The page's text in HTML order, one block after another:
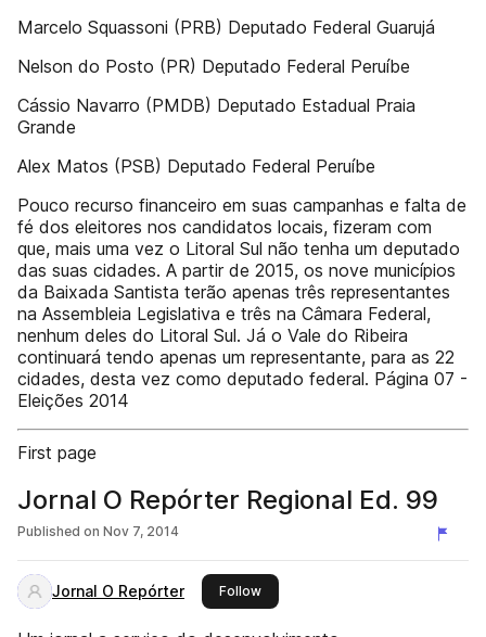
Marcelo Squassoni (PRB) Deputado Federal Guarujá
Nelson do Posto (PR) Deputado Federal Peruíbe
Cássio Navarro (PMDB) Deputado Estadual Praia
Grande
Alex Matos (PSB) Deputado Federal Peruíbe
Pouco recurso financeiro em suas campanhas e falta de
fé dos eleitores nos candidatos locais, fizeram com
que, mais uma vez o Litoral Sul não tenha um deputado
das suas cidades. A partir de 2015, os nove municípios
da Baixada Santista terão apenas três representantes
na Assembleia Legislativa e três na Câmara Federal,
nenhum deles do Litoral Sul. Já o Vale do Ribeira
continuará tendo apenas um representante, para as 22
cidades, desta vez como deputado federal. Página 07 -
Eleições 2014
First page
Jornal O Repórter Regional Ed. 99
Published on Nov 7, 2014
Jornal O Repórter Followthis publisher